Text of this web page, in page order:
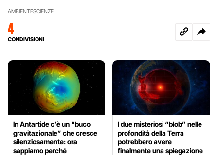
AMBIENTESCIENZE
4
CONDIVISIONI
In Antartide c’è un “buco
gravitazionale” che cresce
silenziosamente: ora
sappiamo perché
I due misteriosi “blob” nelle
profondità della Terra
potrebbero avere
finalmente una spiegazione